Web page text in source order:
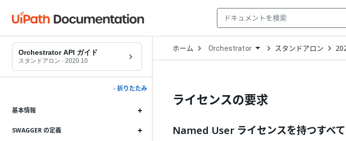
Orchestrator API ガイド
スタンドアロン · 2020.10
- 折りたたみ
基本情報
SWAGGER の定義
ホーム Open
Dropdown
to
Orchestrator スタンドアロン
ライセンスの要求
Named User ライセンスを持つすべ